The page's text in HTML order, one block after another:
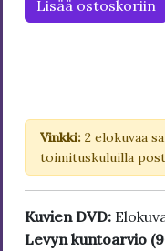
Lisää ostoskoriin
Vinkki: 2 elokuvaa
toimituskuluilla
Kuvien DVD:
Levyn kuntoarvio